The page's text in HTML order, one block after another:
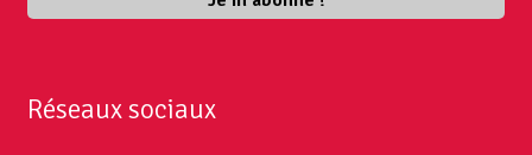
Réseaux sociaux